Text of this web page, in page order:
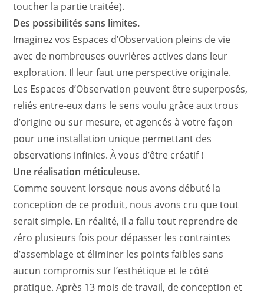
toucher la partie traitée).
Des possibilités sans limites.
Imaginez vos Espaces d’Observation pleins de vie
avec de nombreuses ouvrières actives dans leur
exploration. Il leur faut une perspective originale.
Les Espaces d’Observation peuvent être superposés,
reliés entre-eux dans le sens voulu grâce aux trous
d’origine ou sur mesure, et agencés à votre façon
pour une installation unique permettant des
observations infinies. À vous d’être créatif !
Une réalisation méticuleuse.
Comme souvent lorsque nous avons débuté la
conception de ce produit, nous avons cru que tout
serait simple. En réalité, il a fallu tout reprendre de
zéro plusieurs fois pour dépasser les contraintes
d’assemblage et éliminer les points faibles sans
aucun compromis sur l’esthétique et le côté
pratique. Après 13 mois de travail, de conception et